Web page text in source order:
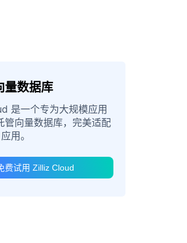
量数据库
是一个专为大规模应用
管向量数据库，完美适配
用。
费试用 Zilliz Cloud